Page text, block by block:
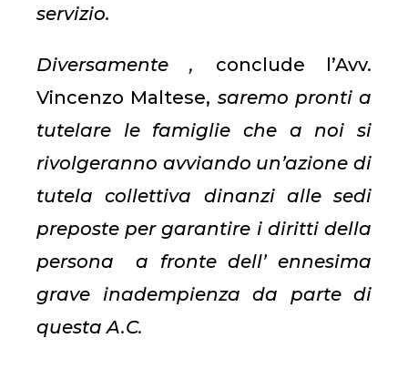
servizio.
Diversamente , conclude l’Avv.
Vincenzo Maltese, saremo pronti a
tutelare le famiglie che a noi si
rivolgeranno avviando un’azione di
tutela collettiva dinanzi alle sedi
preposte per garantire i diritti della
persona a fronte dell’ ennesima
grave inadempienza da parte di
questa A.C.